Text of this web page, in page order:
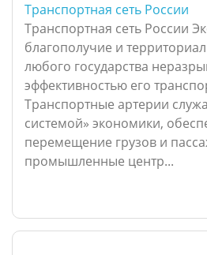
Транспортная сеть России
Транспортная сеть России
благополучие и
любого государства
эффективностью его
Транспортные артерии
системой» экономики,
перемещение грузов и
промышленные центр...